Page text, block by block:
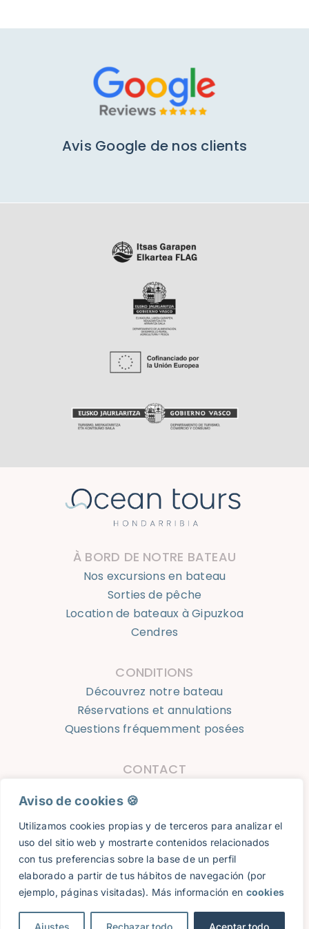
Aviso de cookies 🍪​
Utilizamos cookies propias y de terceros para analizar el
uso del sitio web y mostrarte contenidos relacionados
con tus preferencias sobre la base de un perfil
elaborado a partir de tus hábitos de navegación (por
ejemplo, páginas visitadas). Más información en cookies
Ajustes Rechazar todo Aceptar todo
Avis Google de nos clients
À BORD DE NOTRE BATEAU
Nos excursions en bateau
Location de bateaux à Gipuzkoa
Cendres
CONDITIONS
Découvrez notre bateau
Questions fréquemment posées
CONTACT
623 924 050
confidentialité|Cookies